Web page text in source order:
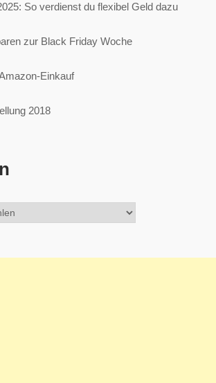
So verdienst du flexibel Geld dazu
zur Black Friday Woche
Einkauf
2018